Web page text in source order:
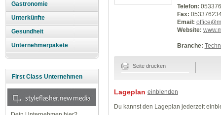
Gastronomie
Unterkünfte
Gesundheit
Unternehmerpakete
First Class Unternehmen
Telefon:
Fax:
Email:
Website:
Branche:
Seite drucken
Lageplan einblenden
Du kannst den Lageplan jederzeit